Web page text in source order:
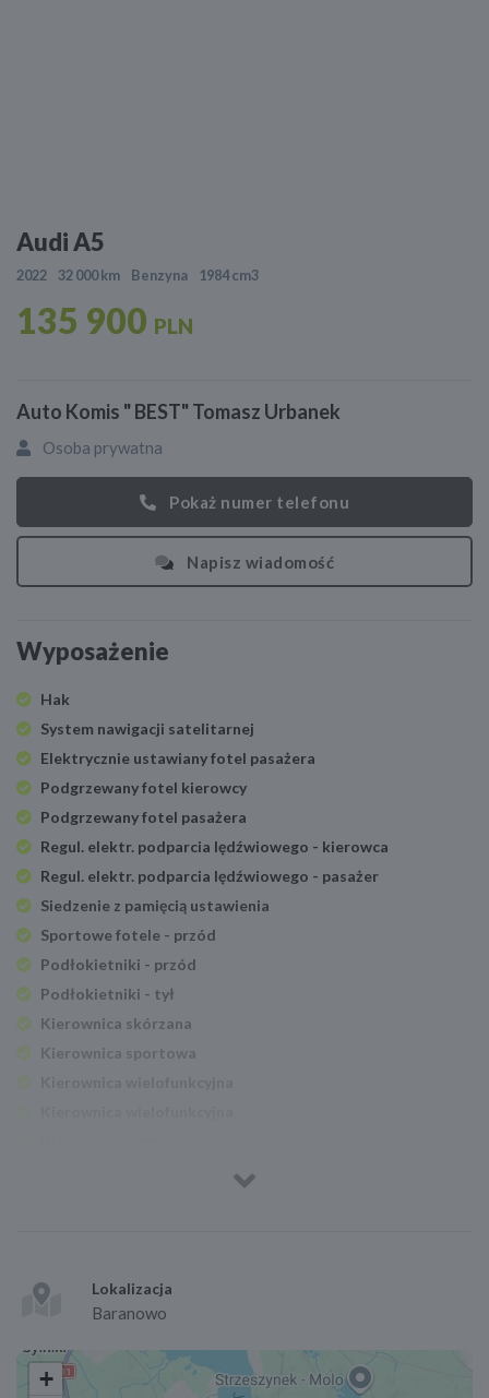
Audi A5
2022 32 000 km Benzyna 1984 cm3
135 900 PLN
Auto Komis " BEST" Tomasz Urbanek
Osoba prywatna
Pokaż numer telefonu
Napisz wiadomość
Wyposażenie
Hak
System nawigacji satelitarnej
Elektrycznie ustawiany fotel pasażera
Podgrzewany fotel kierowcy
Podgrzewany fotel pasażera
Regul. elektr. podparcia lędźwiowego - kierowca
Regul. elektr. podparcia lędźwiowego - pasażer
Siedzenie z pamięcią ustawienia
Sportowe fotele - przód
Podłokietniki - przód
Podłokietniki - tył
Kierownica skórzana
Kierownica sportowa
Czujnik parkowania - przód
Czujnik parkowania - tył
Park Assistant - asystent parkowania
Kamera parkowania tył
Lokalizacja
Baranowo
+